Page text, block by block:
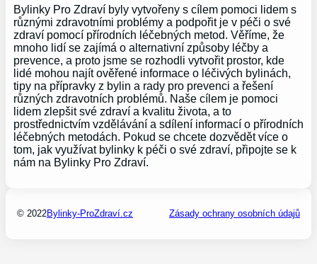
Bylinky Pro Zdraví byly vytvořeny s cílem pomoci lidem s
různými zdravotními problémy a podpořit je v péči o své
zdraví pomocí přírodních léčebných metod. Věříme, že
mnoho lidí se zajímá o alternativní způsoby léčby a
prevence, a proto jsme se rozhodli vytvořit prostor, kde
lidé mohou najít ověřené informace o léčivých bylinách,
tipy na přípravky z bylin a rady pro prevenci a řešení
různých zdravotních problémů. Naše cílem je pomoci
lidem zlepšit své zdraví a kvalitu života, a to
prostřednictvím vzdělávání a sdílení informací o přírodních
léčebných metodách. Pokud se chcete dozvědět více o
tom, jak využívat bylinky k péči o své zdraví, připojte se k
nám na Bylinky Pro Zdraví.
© 2022Bylinky-ProZdraví.cz Zásady ochrany osobních údajů